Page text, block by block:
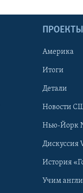
ПРОЕКТЫ
Америка
Итоги
Детали
Новости
Нью-Йорк
Дискуссия
История
Учим